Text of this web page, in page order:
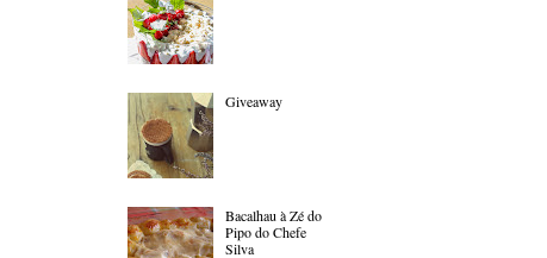
Giveaway
Bacalhau à Zé do
Pipo do Chefe
Silva